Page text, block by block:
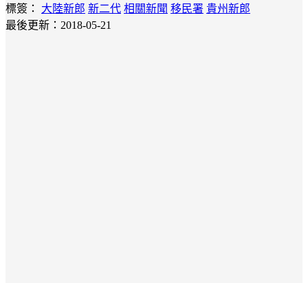
標簽： 大陸新郎 新二代 相關新聞 移民署 貴州新郎
最後更新：2018-05-21